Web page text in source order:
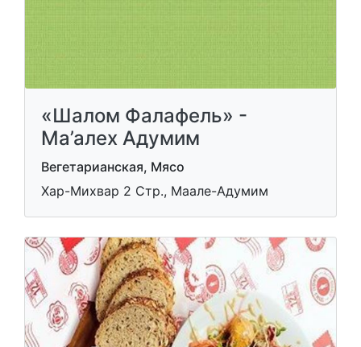
«Шалом Фалафель» -
Ма’алех Адумим
Вегетарианская, Мясо
Хар-Михвар 2 Стр., Маале-Адумим